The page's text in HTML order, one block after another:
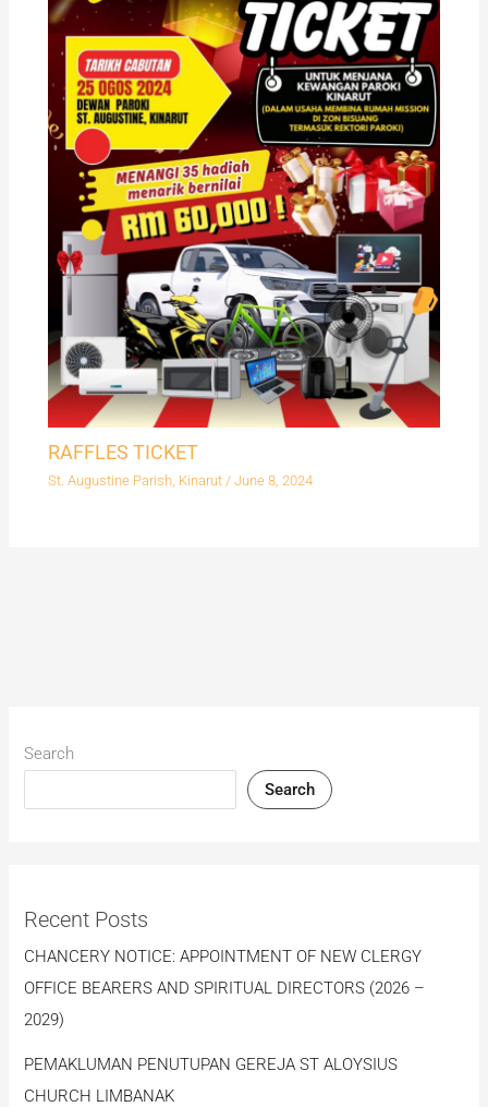
RAFFLES TICKET
St. Augustine Parish, Kinarut /June 8, 2024
Search
Search
Recent Posts
CHANCERY NOTICE: APPOINTMENT OF NEW CLERGY
OFFICE BEARERS AND SPIRITUAL DIRECTORS (2026 –
2029)
PEMAKLUMAN PENUTUPAN GEREJA ST ALOYSIUS
CHURCH LIMBANAK